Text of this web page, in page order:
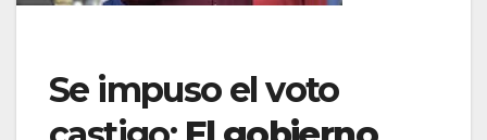
Se impuso el voto